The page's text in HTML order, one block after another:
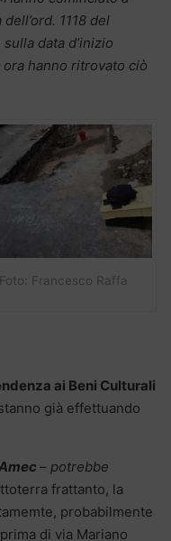
1118 del
data d’inizio
hanno ritrovato ciò
Foto: Francesco Raffa
ai Beni Culturali
già effettuando
– potrebbe
frattanto, la
probabilmente
di via Mariano